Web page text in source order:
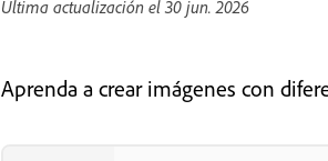
Última actualización el 30 jun. 2026
Aprenda a crear imágenes con